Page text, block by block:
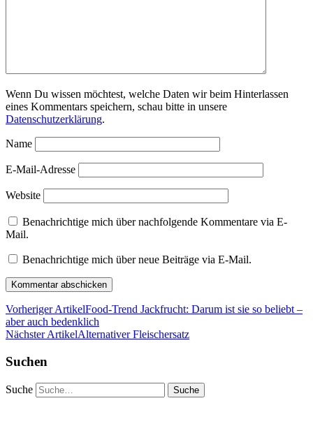
Wenn Du wissen möchtest, welche Daten wir beim Hinterlassen
eines Kommentars speichern, schau bitte in unsere
Datenschutzerklärung.
Name
E-Mail-Adresse
Website
Benachrichtige mich über nachfolgende Kommentare via E-
Mail.
Benachrichtige mich über neue Beiträge via E-Mail.
Vorheriger ArtikelFood-Trend Jackfrucht: Darum ist sie so beliebt –
aber auch bedenklich
Nächster ArtikelAlternativer Fleischersatz
Suchen
Suche